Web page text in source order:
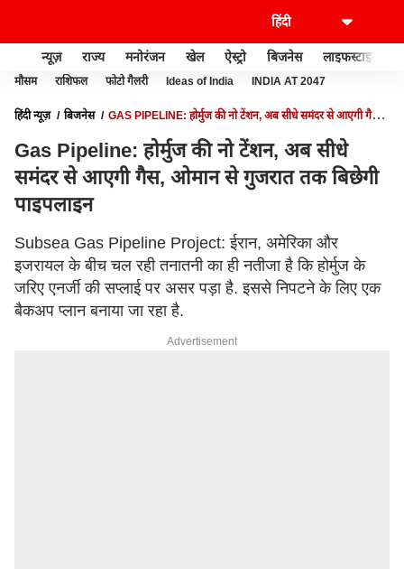
न्यूज़ राज्य मनोरंजन खेल ऐस्ट्रो बिजनेस लाइफस्टाइल
मौसम राशिफल फोटो गैलरी Ideas of India INDIA AT 2047
हिंदी न्यूज़ बिजनेस
GAS PIPELINE: होर्मुज की नो टेंशन, अब सीधे समंदर से आएगी गैस,
Gas Pipeline: होर्मुज की नो टेंशन, अब सीधे
समंदर से आएगी गैस, ओमान से गुजरात तक बिछेगी
पाइपलाइन
Subsea Gas Pipeline Project: ईरान, अमेरिका और
इजरायल के बीच चल रही तनातनी का ही नतीजा है कि होर्मुज के
जरिए एनर्जी की सप्लाई पर असर पड़ा है. इससे निपटने के लिए एक
बैकअप प्लान बनाया जा रहा है.
Advertisement